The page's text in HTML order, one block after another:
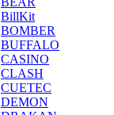
BillKit
BOMBER
BUFFALO
CASINO
CLASH
CUETEC
DEMON